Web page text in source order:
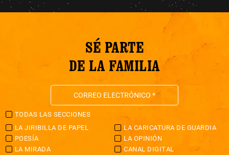
SÉ PARTE
DE LA FAMILIA
TODAS LAS SECCIONES
LA JIRIBILLA DE PAPEL
LA CARICATURA DE GUARDIA
POESÍA
LA OPINIÓN
LA MIRADA
CANAL DIGITAL